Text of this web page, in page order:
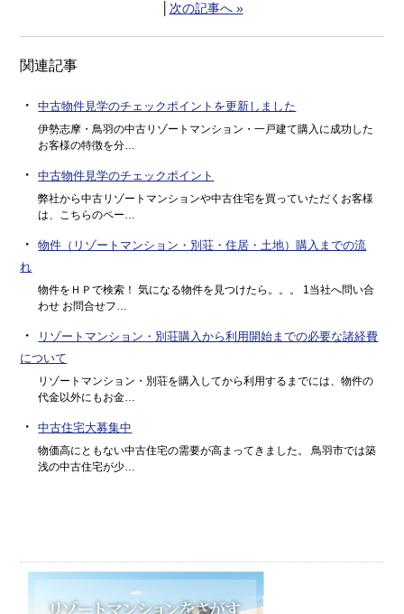
次の記事へ »
関連記事
・中古物件見学のチェックポイントを更新しました
伊勢志摩・鳥羽の中古リゾートマンション・一戸建て購入に成功した
お客様の特徴を分…
・中古物件見学のチェックポイント
弊社から中古リゾートマンションや中古住宅を買っていただくお客様
は、こちらのペー…
・物件（リゾートマンション・別荘・住居・土地）購入までの流
れ
物件をＨＰで検索！ 気になる物件を見つけたら。。。 1当社へ問い合
わせ お問合せフ…
・
リゾートマンション・別荘購入から利用開始までの必要な諸経費
について
リゾートマンション・別荘を購入してから利用するまでには、物件の
代金以外にもお金…
・中古住宅大募集中
物価高にともない中古住宅の需要が高まってきました。 鳥羽市では築
浅の中古住宅が少…